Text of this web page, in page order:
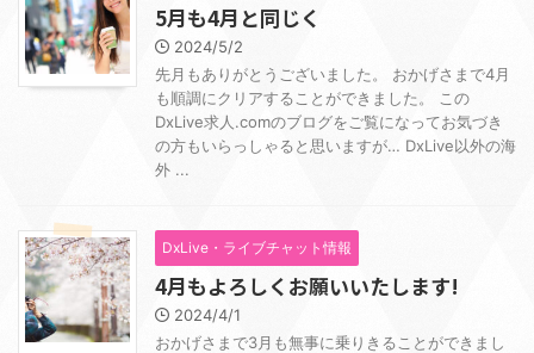
5月も4月と同じく
2024/5/2
先月もありがとうございました。 おかげさまで4月
も順調にクリアすることができました。 この
DxLive求人.comのブログをご覧になってお気づき
の方もいらっしゃると思いますが… DxLive以外の海
外 ...
DxLive・ライブチャット情報
4月もよろしくお願いいたします!
2024/4/1
おかげさまで3月も無事に乗りきることができまし